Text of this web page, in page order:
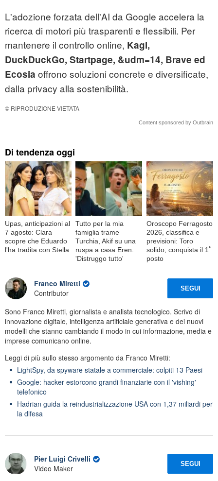
L'adozione forzata dell'AI da Google accelera la
ricerca di motori più trasparenti e flessibili. Per
mantenere il controllo online, Kagi,
DuckDuckGo, Startpage, &udm=14, Brave ed
Ecosia offrono soluzioni concrete e diversificate,
dalla privacy alla sostenibilità.
© RIPRODUZIONE VIETATA
Content sponsored by Outbrain
Di tendenza oggi
Upas, anticipazioni al
7 agosto: Clara
scopre che Eduardo
l'ha tradita con Stella
Tutto per la mia
famiglia trame
Turchia, Akif su una
ruspa a casa Eren:
'Distruggo tutto'
Oroscopo Ferragosto
2026, classifica e
previsioni: Toro
solido, conquista il 1ﾟ
posto
Franco Miretti
Contributor
SEGUI
Sono Franco Miretti, giornalista e analista tecnologico. Scrivo di
innovazione digitale, intelligenza artificiale generativa e dei nuovi
modelli che stanno cambiando il modo in cui informazione, media e
imprese comunicano online.
Leggi di più sullo stesso argomento da Franco Miretti:
LightSpy, da spyware statale a commerciale: colpiti 13 Paesi
Google: hacker estorcono grandi finanziarie con il 'vishing'
telefonico
Hadrian guida la reindustrializzazione USA con 1,37 miliardi per
la difesa
Pier Luigi Crivelli
Video Maker
SEGUI